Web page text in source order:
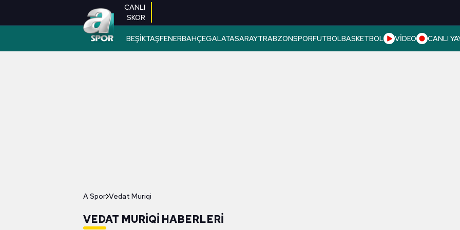
CANLI
SKOR
BEŞİKTAŞFENERBAHÇEGALATASARAYTRABZONSPORFUTBOLBASKETBOL VİDEO CANLI
A Spor Vedat Muriqi
VEDAT MURIQI HABERLERI